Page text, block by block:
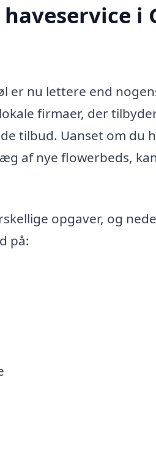
er nu lettere end
firmaer, der
tilbud. Uanset om du
af nye flowerbeds,
opgaver, og
på: